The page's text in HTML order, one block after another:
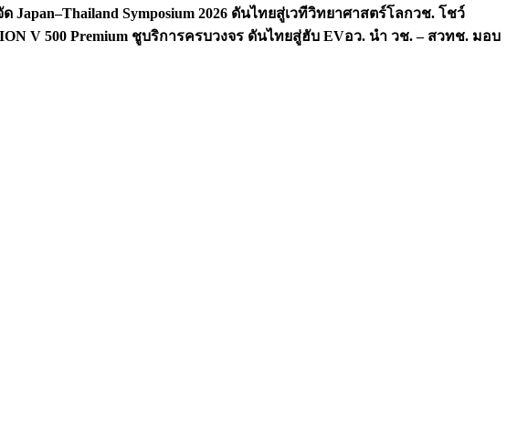
Japan–Thailand Symposium 2026 ดันไทยสู่เวทีวิทยาศาสตร์โลกวช. โชว์
V 500 Premium ชูบริการครบวงจร ดันไทยสู่ฮับ EVอว. นำ วช. – สวทช. มอบ